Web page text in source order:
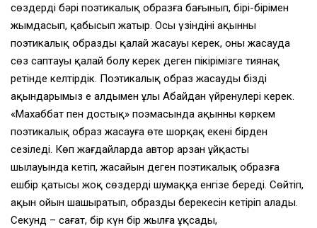
сөздердің бәрі поэтикалық образға бағынып, бірі-бірімен
жымдасып, қабысып жатыр. Осы үзіндіні ақынның
поэтикалық образды қалай жасауы керек, оны жасауда
сөз саптауы қалай болу керек деген пікірімізге тиянақ
ретінде келтірдік. Поэтикалық образ жасауды біздің
ақындарымыз ең алдымен ұлы Абайдан үйренулері керек.
«Махаббат пен достық» поэмасында ақынның көркем
поэтикалық образ жасауға өте шорқақ екені бірден
сезіледі. Көп жағдайларда автор арзан ұйқастың
шылауында кетіп, жасайын деген поэтикалық образға
ешбір қатысы жоқ сөздерді шумаққа енгізе береді. Сөйтіп,
ақын ойын шашыратып, образдың берекесін кетіріп алады.
Секунд – сағат, бір күн бір жылға ұқсады,